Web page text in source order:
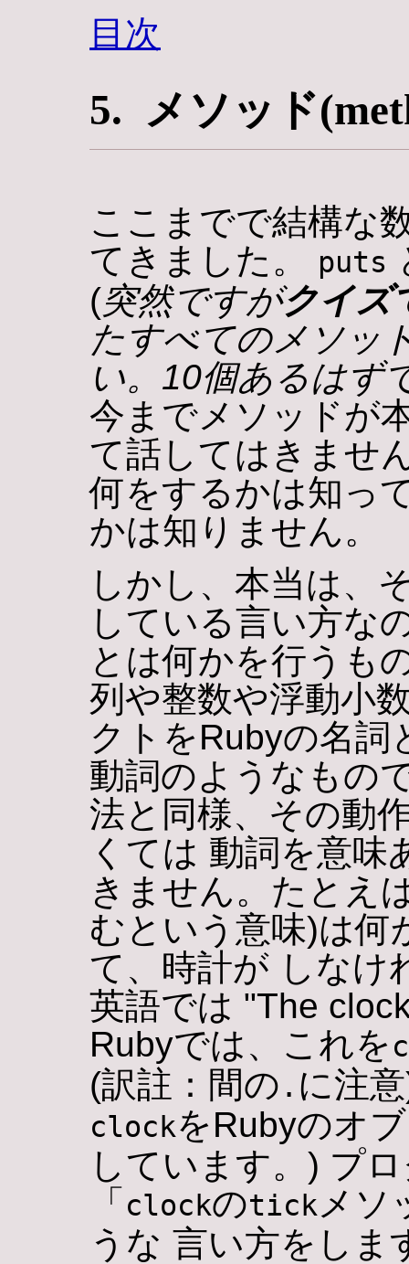
目次
5. メソッド
ここまでで結構な
てきました。
puts
(突然ですがクイズ
たすべてのメソッ
い。10個あるはず
今までメソッドが
て話してはきませ
何をするかは知っ
かは知りません。
しかし、本当は、
している言い方な
とは何かを行うも
列や整数や浮動小
クトをRubyの名詞
動詞のようなもの
法と同様、その動
くては 動詞を意
きません。たとえ
むという意味)は何
て、時計が しなけ
英語では "The
Rubyでは、これを
(訳註：間の . に注
clockをRubyのオ
しています。) プ
「 clockのtick メソ
うな 言い方をしま